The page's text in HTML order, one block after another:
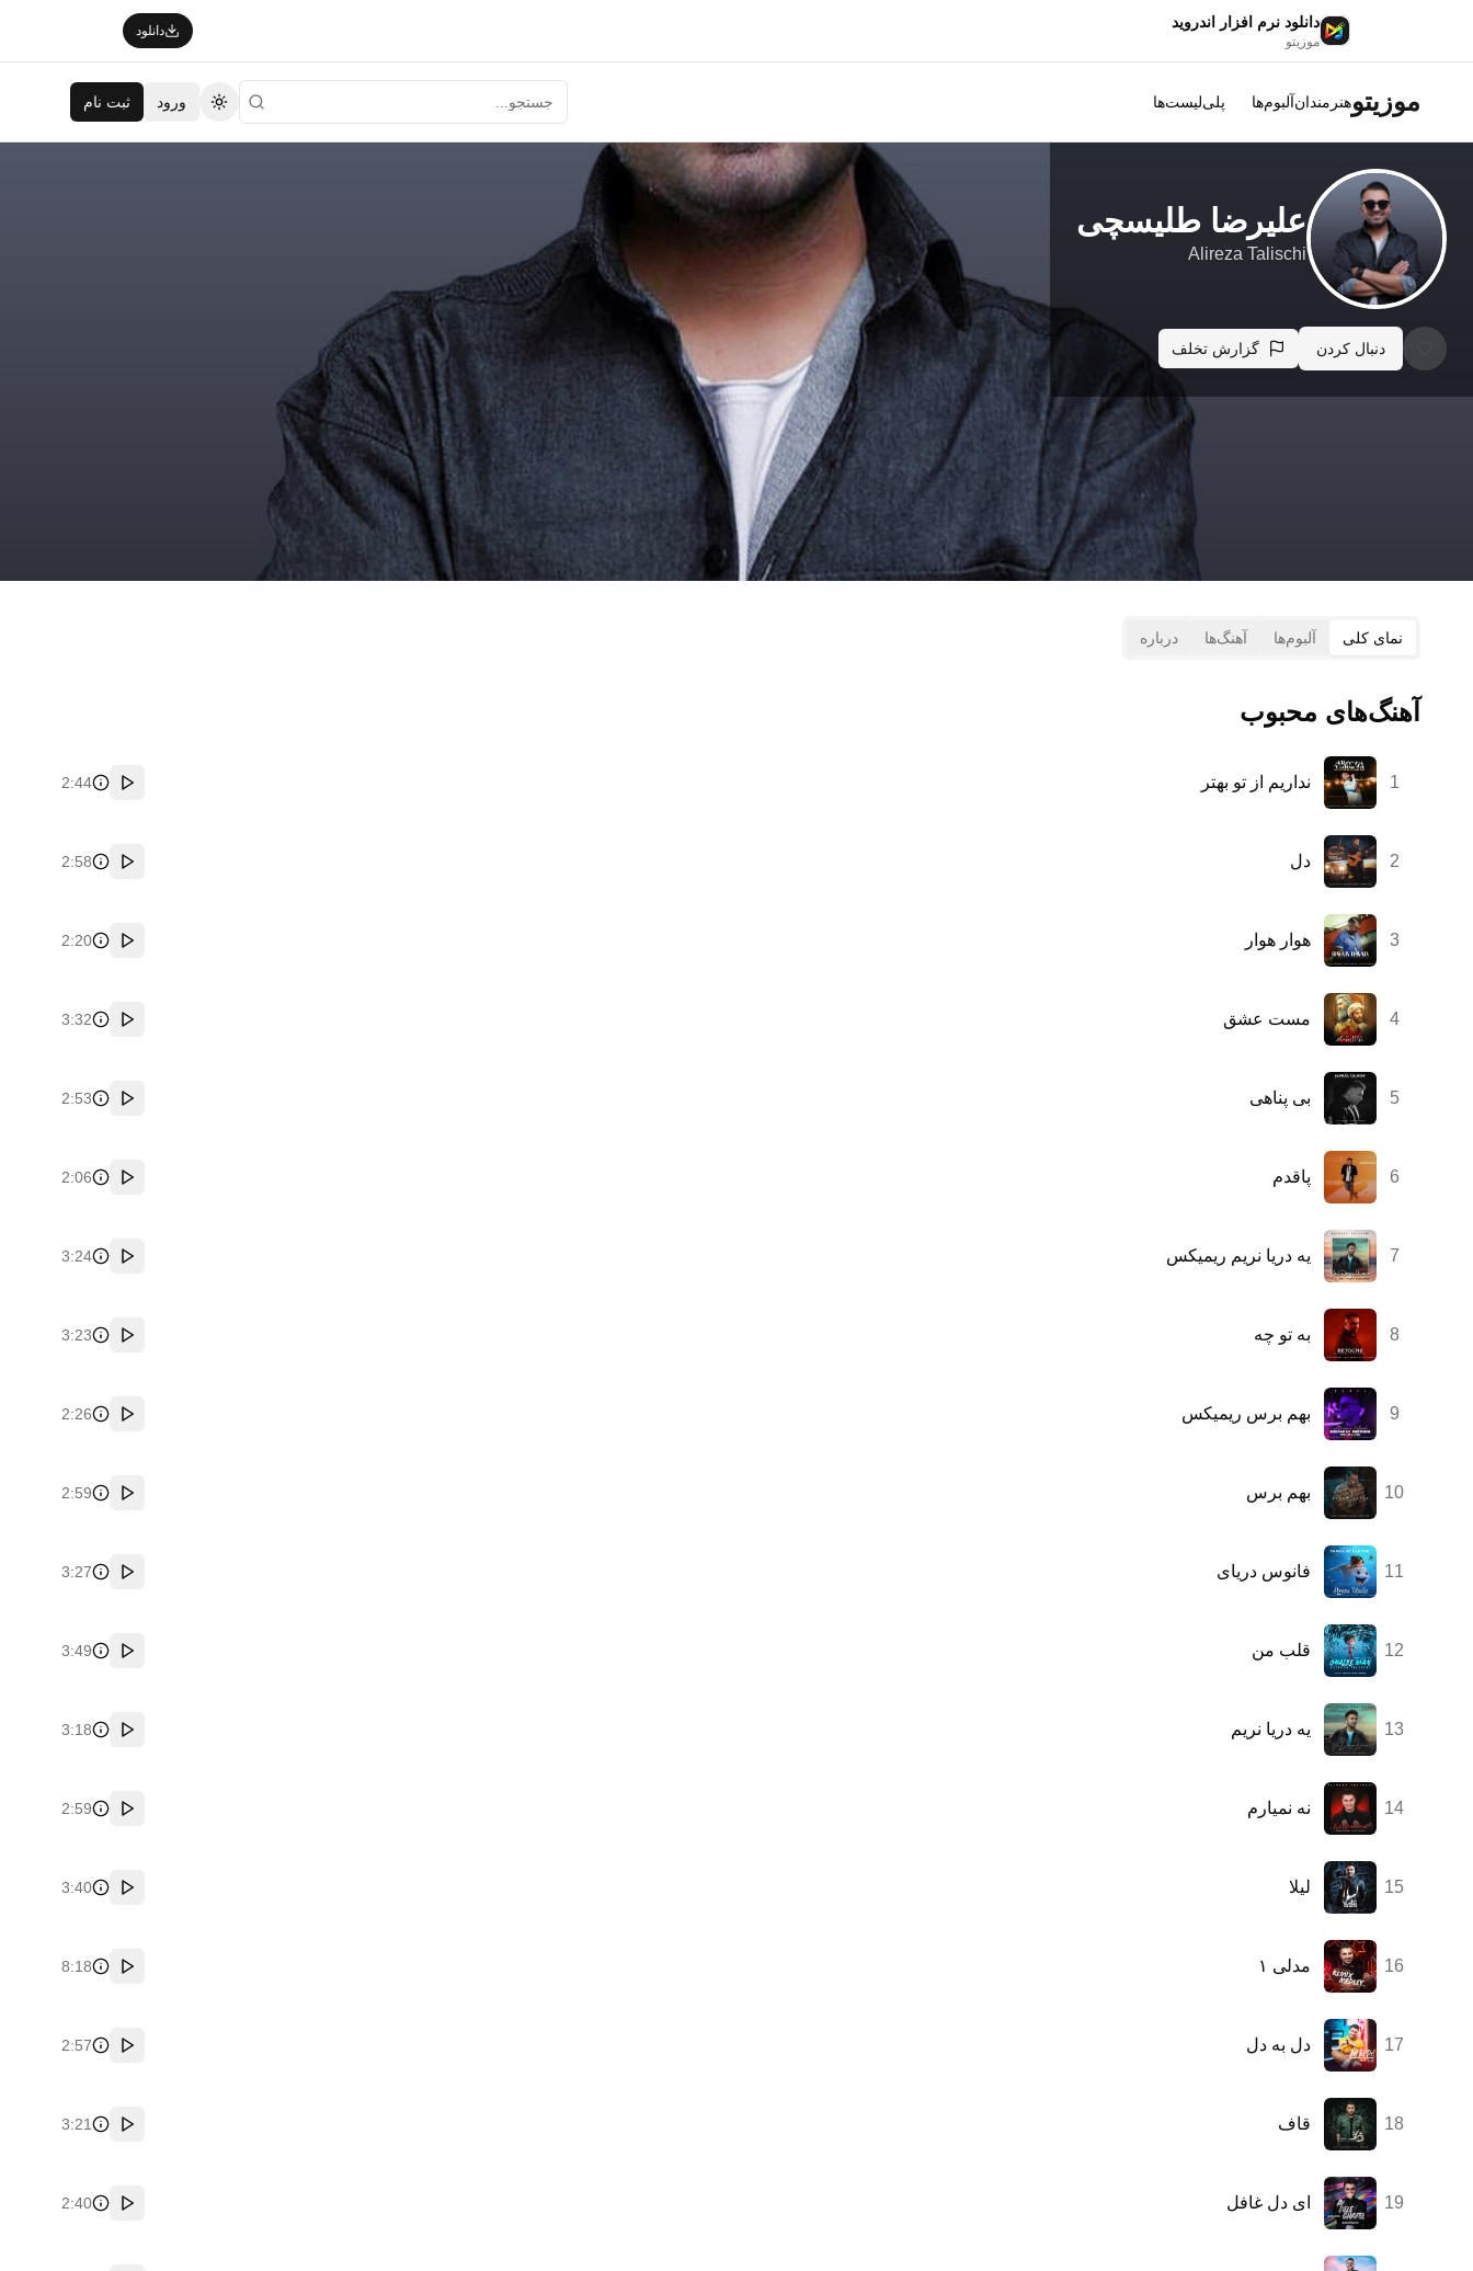
دانلود نرم افزار اندروید
موزیتو
دانلود
موزیتوهنرمندانآلبوم‌ها پلی‌لیست‌ها
تغییر تم
ورود ثبت نام
علیرضا طلیسچی
Alireza Talischi
دنبال کردن گزارش تخلف
نمای کلی آلبوم‌ها آهنگ‌ها درباره
آهنگ‌های محبوب
1 نداریم از تو بهتر
پخش
2:44
2 دل
پخش
2:58
3 هوار هوار
پخش
2:20
4 مست عشق
پخش
3:32
5 بی پناهی
پخش
2:53
6 پاقدم
پخش
2:06
7 یه دریا نریم ریمیکس
پخش
3:24
8 به تو چه
پخش
3:23
9 بهم برس ریمیکس
پخش
2:26
10 بهم برس
پخش
2:59
11 فانوس دریای
پخش
3:27
12 قلب من
پخش
3:49
13 یه دریا نریم
پخش
3:18
14 نه نمیارم
پخش
2:59
15 لیلا
پخش
3:40
16 مدلی ۱
پخش
8:18
17 دل به دل
پخش
2:57
18 قاف
پخش
3:21
19 ای دل غافل
پخش
2:40